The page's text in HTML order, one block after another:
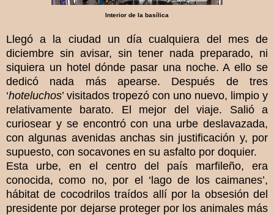
Interior de la basílica
Llegó a la ciudad un día cualquiera del mes de
diciembre sin avisar, sin tener nada preparado, ni
siquiera un hotel dónde pasar una noche. A ello se
dedicó nada más apearse. Después de tres
‘hoteluchos’ visitados tropezó con uno nuevo, limpio y
relativamente barato. El mejor del viaje. Salió a
curiosear y se encontró con una urbe deslavazada,
con algunas avenidas anchas sin justificación y, por
supuesto, con socavones en su asfalto por doquier.
Esta urbe, en el centro del país marfileño, era
conocida, como no, por el ‘lago de los caimanes’,
hábitat de cocodrilos traídos allí por la obsesión del
presidente por dejarse proteger por los animales más